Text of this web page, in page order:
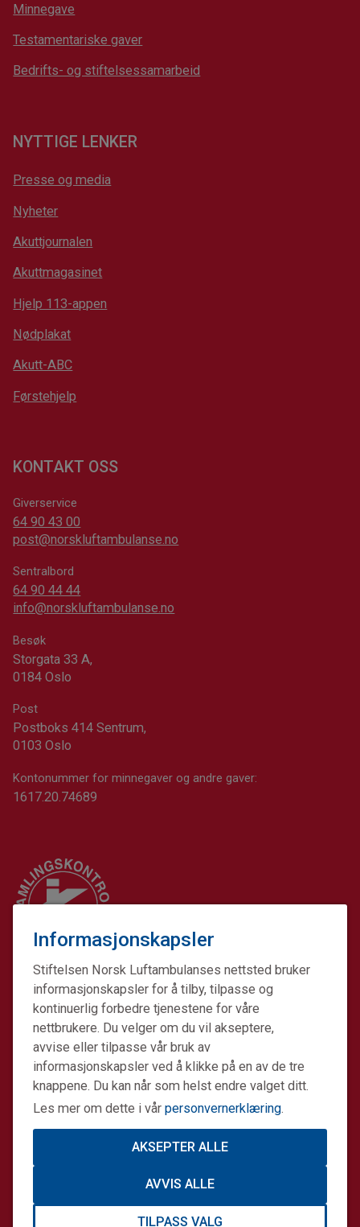
Informasjonskapsler
Stiftelsen Norsk Luftambulanses nettsted bruker
informasjonskapsler for å tilby, tilpasse og
kontinuerlig forbedre tjenestene for våre
nettbrukere. Du velger om du vil akseptere,
avvise eller tilpasse vår bruk av
informasjonskapsler ved å klikke på en av de tre
knappene. Du kan når som helst endre valget ditt.
Les mer om dette i vår personvernerklæring.
AKSEPTER ALLE
AVVIS ALLE
TILPASS VALG
Minnegave
Testamentariske gaver
Bedrifts- og stiftelsessamarbeid
NYTTIGE LENKER
Presse og media
Nyheter
Akuttjournalen
Akuttmagasinet
Hjelp 113-appen
Nødplakat
Akutt-ABC
Førstehjelp
KONTAKT OSS
Giverservice
64 90 43 00
post@norskluftambulanse.no
Sentralbord
64 90 44 44
info@norskluftambulanse.no
Besøk
Storgata 33 A,
0184 Oslo
Post
Postboks 414 Sentrum,
0103 Oslo
Kontonummer for minnegaver og andre gaver:
1617.20.74689
Stiftelsen Norsk Luftambulanse er en ideell stiftelse.
Formålet er å fremme avansert prehospital akuttmedisin.
Stiftelsens datterselskap Norsk Luftambulanse Helikopter
oppdrag for staten. Sammen gjør vi en forskjell.
Informasjonskapsler og personvern